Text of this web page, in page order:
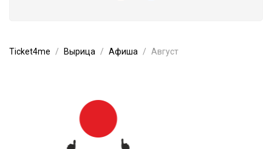
Ticket4me Вырица Афиша Август